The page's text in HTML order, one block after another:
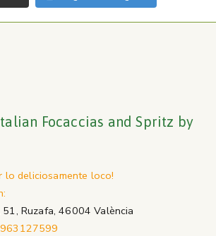
Focaccias and Spritz by
lo deliciosamente loco!
51, Ruzafa, 46004 València